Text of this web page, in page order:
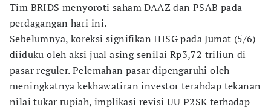
Tim BRIDS menyoroti saham DAAZ dan PSAB pada
perdagangan hari ini.
Sebelumnya, koreksi signifikan IHSG pada Jumat (5/6)
diiduku oleh aksi jual asing senilai Rp3,72 triliun di
pasar reguler. Pelemahan pasar dipengaruhi oleh
meningkatnya kekhawatiran investor terahdap tekanan
nilai tukar rupiah, implikasi revisi UU P2SK terhadap